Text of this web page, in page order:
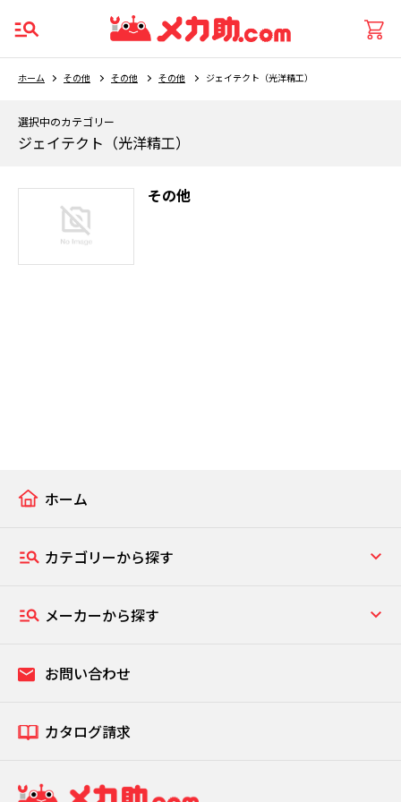
ホーム その他 その他 その他 ジェイテクト（光洋精工）
選択中のカテゴリー
ジェイテクト（光洋精工）
その他
ホーム
カテゴリーから探す
メーカーから探す
お問い合わせ
カタログ請求